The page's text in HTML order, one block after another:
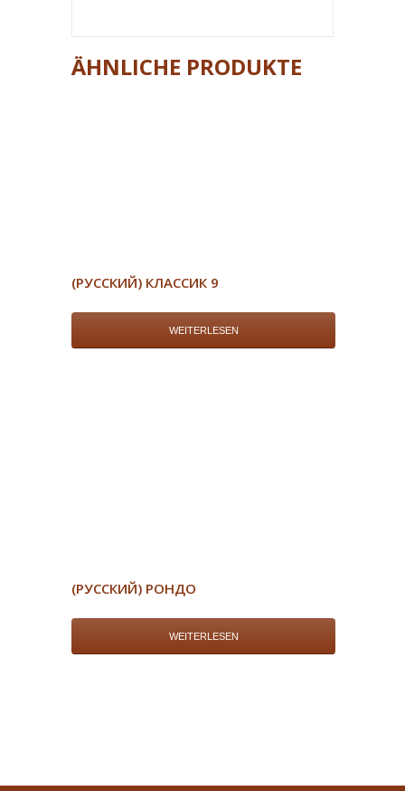
ÄHNLICHE PRODUKTE
(РУССКИЙ) КЛАССИК 9
WEITERLESEN
(РУССКИЙ) РОНДО
WEITERLESEN